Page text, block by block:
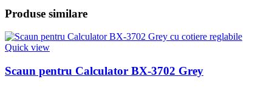
Produse similare
Quick view
Scaun pentru Calculator BX-3702 Grey